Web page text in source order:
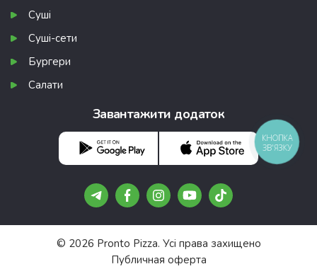
Суші
Суші-сети
Бургери
Салати
Завантажити додаток
© 2026 Pronto Pizza. Усі права захищено
Публичная оферта
КНОПКА
ЗВ'ЯЗКУ